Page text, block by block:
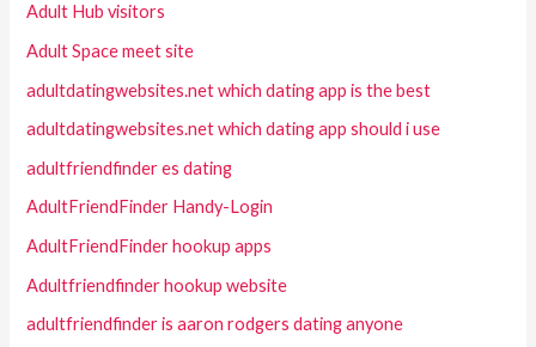
Adult Hub visitors
Adult Space meet site
adultdatingwebsites.net which dating app is the best
adultdatingwebsites.net which dating app should i use
adultfriendfinder es dating
AdultFriendFinder Handy-Login
AdultFriendFinder hookup apps
Adultfriendfinder hookup website
adultfriendfinder is aaron rodgers dating anyone